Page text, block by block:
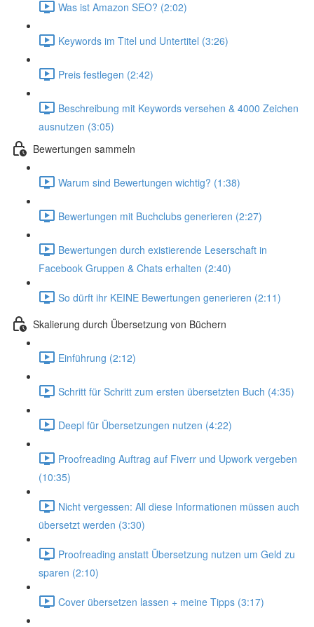
Was ist Amazon SEO? (2:02)
Keywords im Titel und Untertitel (3:26)
Preis festlegen (2:42)
Beschreibung mit Keywords versehen & 4000 Zeichen
ausnutzen (3:05)
Bewertungen sammeln
Warum sind Bewertungen wichtig? (1:38)
Bewertungen mit Buchclubs generieren (2:27)
Bewertungen durch existierende Leserschaft in
Facebook Gruppen & Chats erhalten (2:40)
So dürft ihr KEINE Bewertungen generieren (2:11)
Skalierung durch Übersetzung von Büchern
Einführung (2:12)
Schritt für Schritt zum ersten übersetzten Buch (4:35)
Deepl für Übersetzungen nutzen (4:22)
Proofreading Auftrag auf Fiverr und Upwork vergeben
(10:35)
Nicht vergessen: All diese Informationen müssen auch
übersetzt werden (3:30)
Proofreading anstatt Übersetzung nutzen um Geld zu
sparen (2:10)
Cover übersetzen lassen + meine Tipps (3:17)